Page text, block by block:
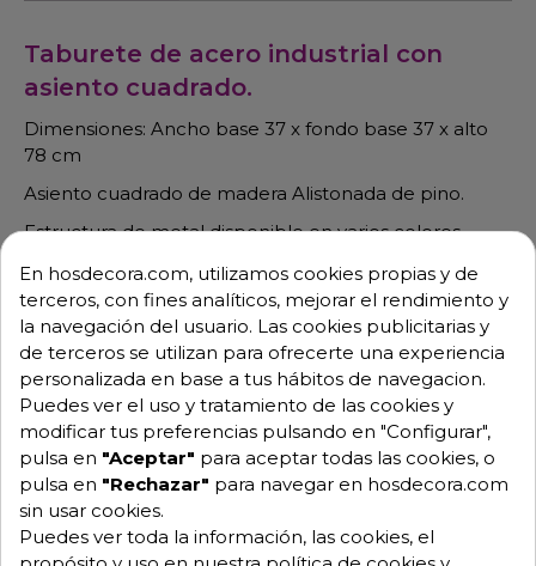
Taburete de acero industrial con
asiento cuadrado.
Dimensiones: Ancho base 37 x fondo base 37 x alto
78 cm
Asiento cuadrado de madera Alistonada de pino.
Estructura de metal disponible en varios colores.
Asientos opcionales: tapizado (consultar precios).
Colores del metal según la carta.
Taburete Kiev
En hosdecora.com, utilizamos cookies propias y de
terceros, con fines analíticos, mejorar el rendimiento y
la navegación del usuario. Las cookies publicitarias y
de terceros se utilizan para ofrecerte una experiencia
personalizada en base a tus hábitos de navegacion.
Puedes ver el uso y tratamiento de las cookies y
modificar tus preferencias pulsando en "Configurar",
pulsa en "Aceptar" para aceptar todas las cookies, o
pulsa en "Rechazar" para navegar en hosdecora.com
sin usar cookies.
Puedes ver toda la información, las cookies, el